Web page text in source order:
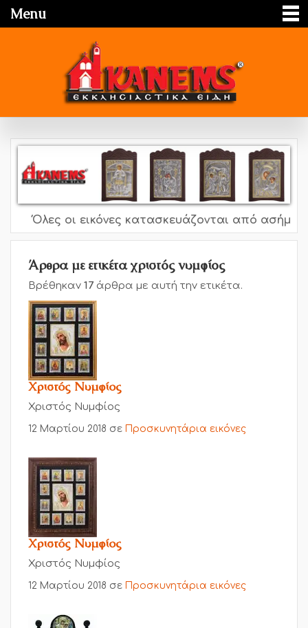
Menu
Όλες οι εικόνες κατασκευάζονται από ασήμι
Άρθρα με ετικέτα χριστός νυμφίος
Βρέθηκαν 17 άρθρα με αυτή την ετικέτα.
Χριστός Νυμφίος
Χριστός Νυμφίος
12 Μαρτίου 2018 σε Προσκυνητάρια εικόνες
Χριστός Νυμφίος
Χριστός Νυμφίος
12 Μαρτίου 2018 σε Προσκυνητάρια εικόνες